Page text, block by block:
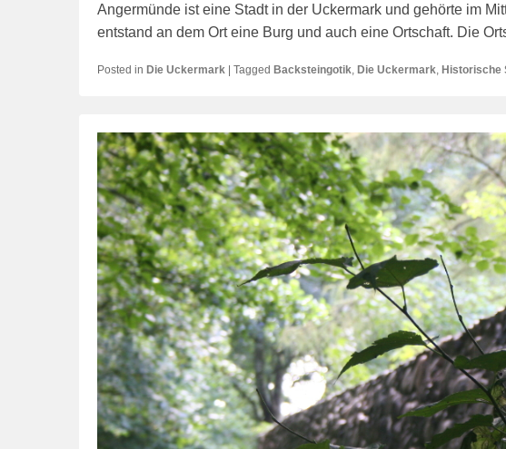
Angermünde ist eine Stadt in der Uckermark und gehörte im
entstand an dem Ort eine Burg und auch eine Ortschaft. Die
Posted in Die Uckermark | Tagged Backsteingotik Die Uckermark Historische